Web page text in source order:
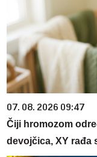
07. 08. 2026 09:47
Čiji hromozom
devojčica, XY rađa